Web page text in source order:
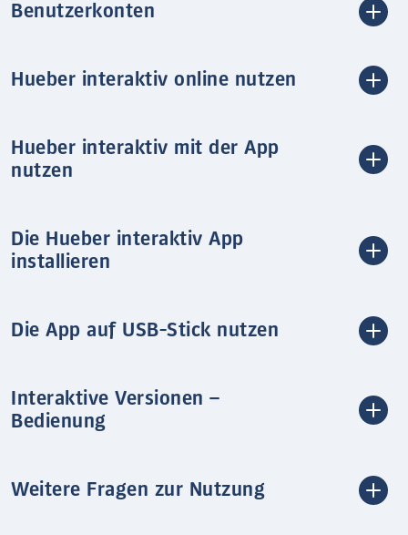
Benutzerkonten
Hueber interaktiv online nutzen
Hueber interaktiv mit der App
nutzen
Die Hueber interaktiv App
installieren
Die App auf USB-Stick nutzen
Interaktive Versionen –
Bedienung
Weitere Fragen zur Nutzung